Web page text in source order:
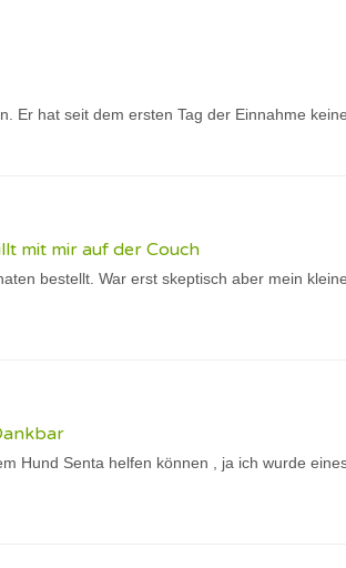
Er hat seit dem ersten Tag der Einnahme
mit mir auf der Couch
bestellt. War erst skeptisch aber mein
Hund Senta helfen können , ja ich wurde